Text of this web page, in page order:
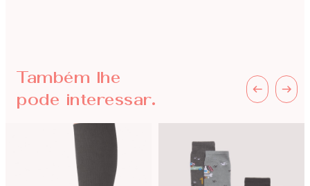
Também lhe
pode interessar.